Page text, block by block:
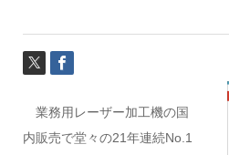
業務用レーザー加工機の国
内販売で堂々の21年連続No.1